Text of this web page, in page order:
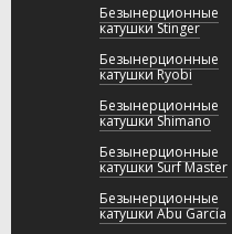
Безынерционные
катушки Stinger
Безынерционные
катушки Ryobi
Безынерционные
катушки Shimano
Безынерционные
катушки Surf Master
Безынерционные
катушки Abu Garcia